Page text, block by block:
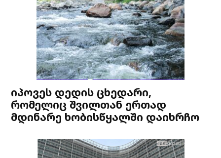
იპოვეს დედის ცხედარი,
რომელიც შვილთან ერთად
მდინარე ხობისწყალში დაიხრჩო